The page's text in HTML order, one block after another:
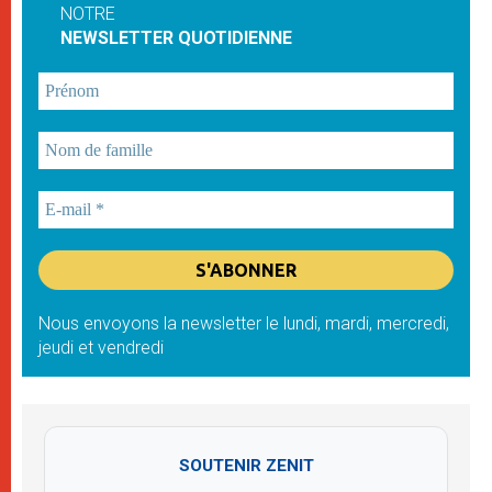
NOTRE
NEWSLETTER QUOTIDIENNE
Nous envoyons la newsletter le lundi, mardi, mercredi,
jeudi et vendredi
SOUTENIR ZENIT